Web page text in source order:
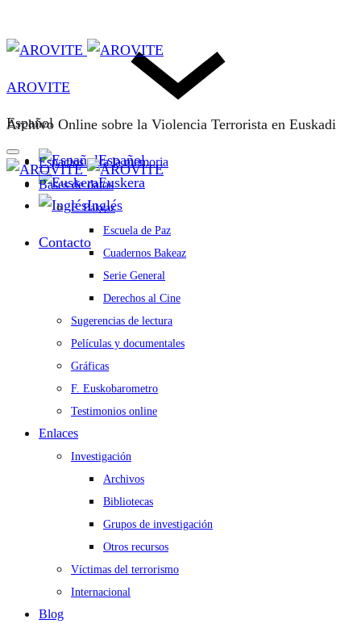
Español
Español
Euskera
Inglés
Contacto
AROVITE
Archivo Online sobre la Violencia Terrorista en Euskadi
Espacios para la memoria
Bases de datos
F. Bakeaz
Escuela de Paz
Cuadernos Bakeaz
Serie General
Derechos al Cine
Sugerencias de lectura
Películas y documentales
Gráficas
F. Euskobarometro
Testimonios online
Enlaces
Investigación
Archivos
Bibliotecas
Grupos de investigación
Otros recursos
Víctimas del terrorismo
Internacional
Blog